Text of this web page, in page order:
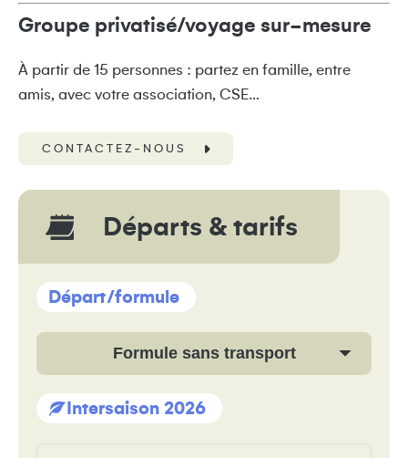
Groupe privatisé/voyage sur-mesure
À partir de 15 personnes : partez en famille, entre
amis, avec votre association, CSE…
CONTACTEZ-NOUS
Départs & tarifs
Départ/formule
Formule sans transport
Intersaison 2026